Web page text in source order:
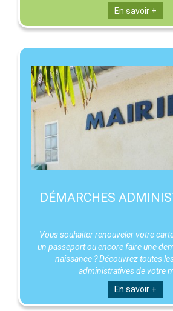
En savoir +
DÉMARCHES
Vous souhaiter renouveler votre
un passeport ou encore faire une
naissance ? Découvrez toutes
administratives de votre
En savoir +